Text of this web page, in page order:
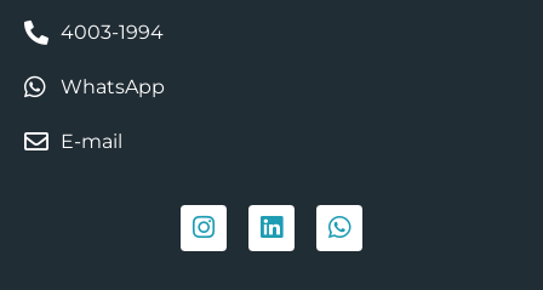
4003-1994
WhatsApp
E-mail